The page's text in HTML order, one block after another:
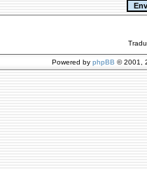
Powered by phpBB © 2001,